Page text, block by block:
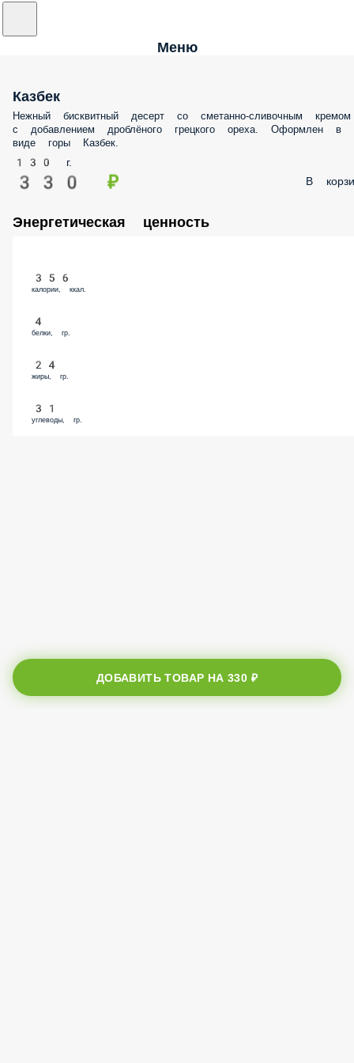
Меню
Казбек
Нежный бисквитный десерт со сметанно-сливочным кремом
с добавлением дроблёного грецкого ореха. Оформлен в
виде горы Казбек.
130 г.
330 ₽ В
Энергетическая ценность
356
калории, ккал.
4
белки, гр.
24
жиры, гр.
31
углеводы, гр.
ДОБАВИТЬ ТОВАР НА330 ₽